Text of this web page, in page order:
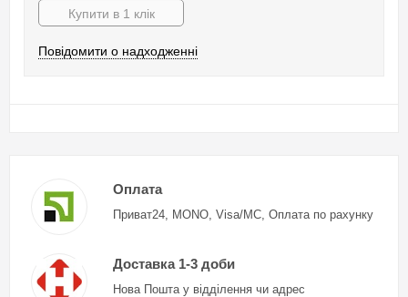
Купити в 1 клік
Повідомити о надходженні
Оплата
Приват24, MONO, Visa/MC, Оплата по рахунку
Доставка 1-3 доби
Нова Пошта у відділення чи адрес